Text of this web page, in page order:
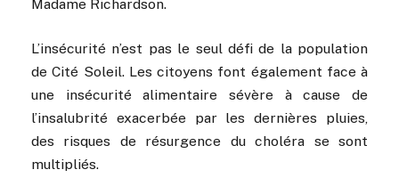
Madame Richardson.
L’insécurité n’est pas le seul défi de la population
de Cité Soleil. Les citoyens font également face à
une insécurité alimentaire sévère à cause de
l’insalubrité exacerbée par les dernières pluies,
des risques de résurgence du choléra se sont
multipliés.